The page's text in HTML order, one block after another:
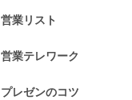
営業リスト
営業テレワーク
プレゼンのコツ